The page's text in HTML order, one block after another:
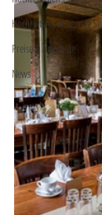
Hochzeitsreportagen &
Preise & Angebote
News